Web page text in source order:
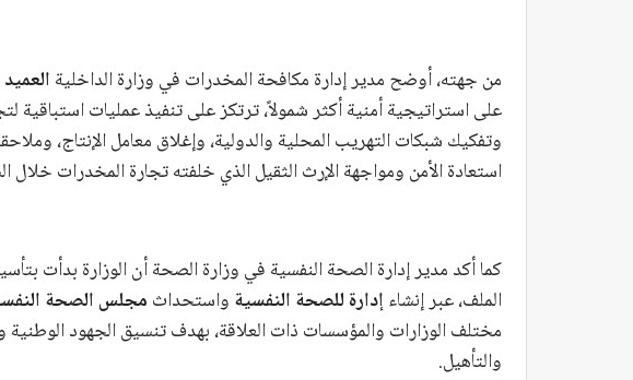
من جهته، أوضح مدير إدارة مكافحة المخدرات في وزارة الداخلية
على استراتيجية أمنية أكثر شمولاً، ترتكز على تنفيذ عمليات استباقية
وتفكيك شبكات التهريب المحلية والدولية، وإغلاق معامل الإنتاج،
استعادة الأمن ومواجهة الإرث الثقيل الذي خلفته تجارة المخدرات خلال
كما أكد مدير إدارة الصحة النفسية في وزارة الصحة أن الوزارة بدأت
الملف، عبر إنشاءإدارة للصحة النفسية واستحداث مجلس الصحة
مختلف الوزارات والمؤسسات ذات العلاقة، بهدف تنسيق الجهود
والتأهيل.